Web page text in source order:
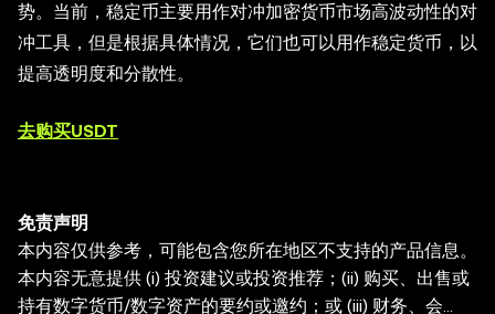
势。当前，稳定币主要用作对冲加密货币市场高波动性的对
冲工具，但是根据具体情况，它们也可以用作稳定货币，以
提高透明度和分散性。
去购买USDT
免责声明
本内容仅供参考，可能包含您所在地区不支持的产品信息。
本内容无意提供 (i) 投资建议或投资推荐；(ii) 购买、出售或
持有数字货币/数字资产的要约或邀约；或 (iii) 财务、会